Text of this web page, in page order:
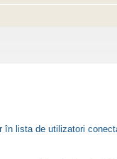
în lista de utilizatori